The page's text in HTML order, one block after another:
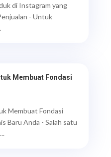
di Instagram yang
- Untuk
Membuat Fondasi
Membuat Fondasi
Baru Anda - Salah satu